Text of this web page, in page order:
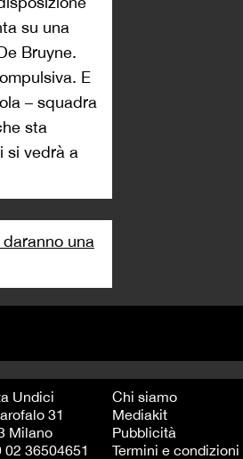
su una
Bruyne.
E
– squadra
sta
si vedrà a
una
Undici
31
Milano
02 36504651
Chi siamo
Mediakit
Pubblicità
Termini e condizioni